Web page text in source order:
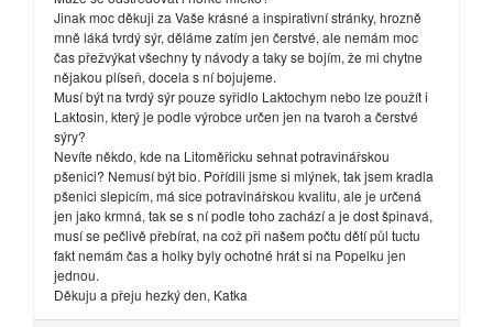
Jinak moc děkuji za Vaše krásné a inspirativní stránky, hrozně
mně láká tvrdý sýr, děláme zatím jen čerstvé, ale nemám moc
čas přežvýkat všechny ty návody a taky se bojím, že mi chytne
nějakou plíseň, docela s ní bojujeme.
Musí být na tvrdý sýr pouze syřidlo Laktochym nebo lze použít i
Laktosin, který je podle výrobce určen jen na tvaroh a čerstvé
sýry?
Nevíte někdo, kde na Litoměřicku sehnat potravinářskou
pšenici? Nemusí být bio. Pořídili jsme si mlýnek, tak jsem kradla
pšenici slepicím, má sice potravinářskou kvalitu, ale je určená
jen jako krmná, tak se s ní podle toho zachází a je dost špinavá,
musí se pečlivě přebírat, na což při našem počtu dětí půl tuctu
fakt nemám čas a holky byly ochotné hrát si na Popelku jen
jednou.
Děkuju a přeju hezký den, Katka